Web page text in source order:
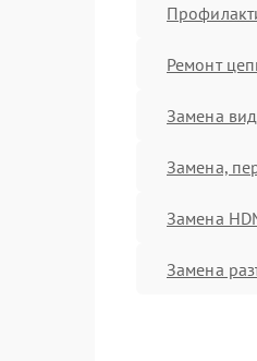
Ремонт
Замена
Замена,
Замена
Замена